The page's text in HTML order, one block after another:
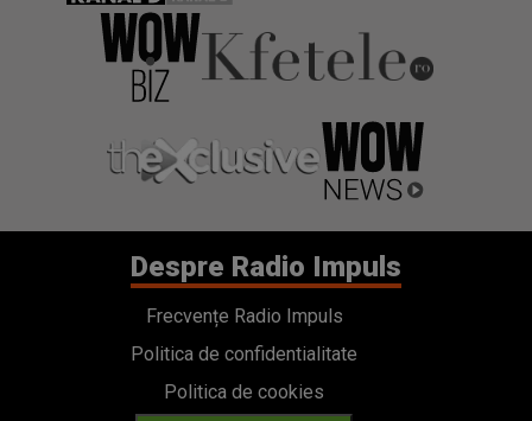
Despre Radio Impuls
Frecvențe Radio Impuls
Politica de confidentialitate
Politica de cookies